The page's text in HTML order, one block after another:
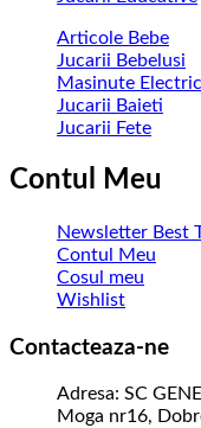
Articole Bebe
Jucarii Bebelusi
Masinute
Jucarii Baieti
Jucarii Fete
Contul Meu
Newsletter Best
Contul Meu
Cosul meu
Wishlist
Contacteaza-ne
Adresa: SC
Moga nr16,